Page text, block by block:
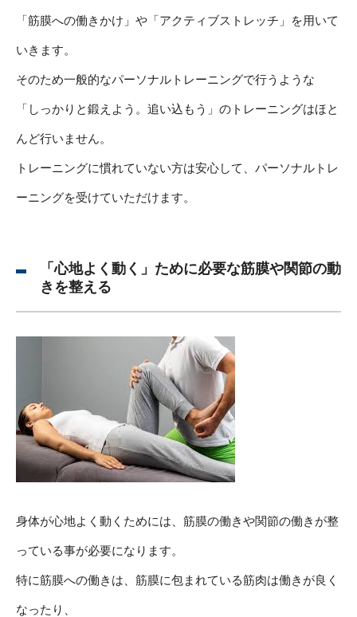
「筋膜への働きかけ」や「アクティブストレッチ」を用いて
いきます。
そのため一般的なパーソナルトレーニングで行うような
「しっかりと鍛えよう。追い込もう」のトレーニングはほと
んど行いません。
トレーニングに慣れていない方は安心して、パーソナルトレ
ーニングを受けていただけます。
「心地よく動く」ために必要な筋膜や関節の動
きを整える
身体が心地よく動くためには、筋膜の働きや関節の働きが整
っている事が必要になります。
特に筋膜への働きは、筋膜に包まれている筋肉は働きが良く
なったり、